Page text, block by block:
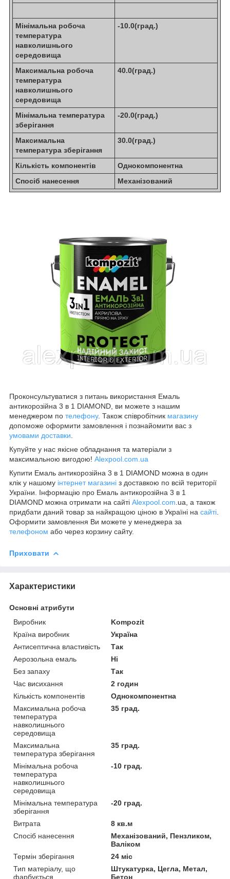
Мінімальна робоча
температура
навколишнього
середовища
-10.0(град.)
Максимальна робоча
температура
навколишнього
середовища
40.0(град.)
Мінімальна температура
зберігання
-20.0(град.)
Максимальна
температура зберігання
30.0(град.)
Кількість компонентів
Однокомпонентна
Спосіб нанесення
Механізований
Проконсультуватися з питань використання Емаль
антикорозійна 3 в 1 DIAMOND, ви можете з нашим
менеджером по телефону. Також співробітник магазину
допоможе оформити замовлення і познайомити вас з
умовами доставки
Купуйте у нас якісне обладнання та матеріали з
максимальною вигодою! Alexpool.com.ua
Купити Емаль антикорозійна 3 в 1 DIAMOND можна в один
клік у нашому інтернет магазині з доставкою по всій території
України. Інформацію про Емаль антикорозійна 3 в 1
DIAMOND можна отримати на сайті Alexpool.com .ua, а також
придбати даний товар за найкращою ціною в Україні на сайті
Оформити замовлення Ви можете у менеджера за
телефоном або через корзину сайту.
Приховати
Характеристики
Основні атрибути
Виробник
Kompozit
Країна виробник
Україна
Антисептична властивість
Так
Аерозольна емаль
Ні
Без запаху
Так
Час висихання
2 годин
Кількість компонентів
Однокомпонентна
Максимальна робоча
температура
навколишнього
середовища
35 град.
Максимальна
температура зберігання
35 град.
Мінімальна робоча
температура
навколишнього
середовища
-10 град.
Мінімальна температура
зберігання
-20 град.
Витрата
8 кв.м
Спосіб нанесення
Механізований, Пензликом,
Валіком
Термін зберігання
24 міс
Тип матеріалу, що
фарбується
Штукатурка, Цегла, Метал,
Бетон